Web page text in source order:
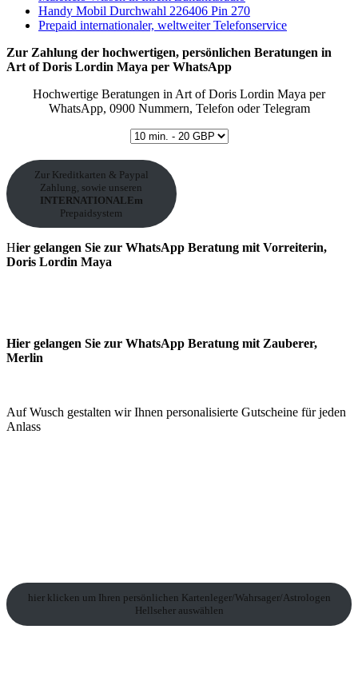
Handy Mobil Durchwahl 226406 Pin 270
Prepaid internationaler, weltweiter Telefonservice
Zur Zahlung der hochwertigen, persönlichen Beratungen in
Art of Doris Lordin Maya per WhatsApp
Hochwertige Beratungen in Art of Doris Lordin Maya per
WhatsApp, 0900 Nummern, Telefon oder Telegram
Zur Kreditkarten & Paypal
Zahlung, sowie unseren
INTERNATIONALEm
Prepaidsystem
Hier gelangen Sie zur WhatsApp Beratung mit Vorreiterin,
Doris Lordin Maya
Hier gelangen Sie zur WhatsApp Beratung mit Zauberer,
Merlin
Auf Wusch gestalten wir Ihnen personalisierte Gutscheine für jeden
Anlass
hier klicken um Ihren persönlichen Kartenleger/Wahrsager/Astrologen
Hellseher auswählen